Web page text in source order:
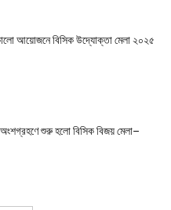
আয়োজনে বিসিক উদ্যোক্তা মেলা ২০২৫
শুরু হলো বিসিক বিজয় মেলা–